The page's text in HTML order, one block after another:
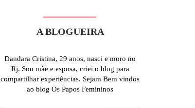
A BLOGUEIRA
Dandara Cristina, 29 anos, nasci e moro no
Rj. Sou mãe e esposa, criei o blog para
compartilhar experiências. Sejam Bem vindos
ao blog Os Papos Femininos